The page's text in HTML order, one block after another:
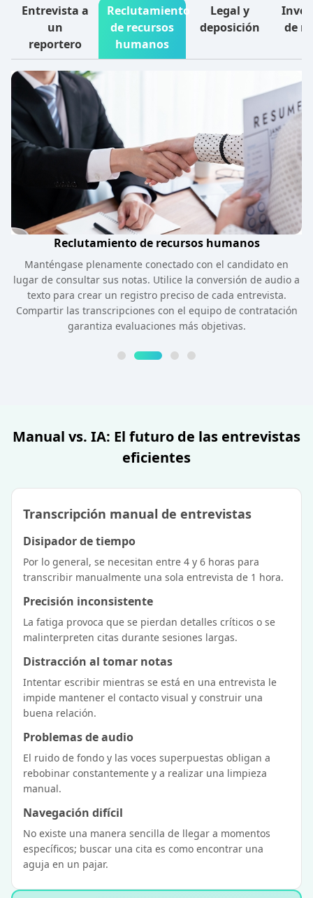
Entrevista a
un
reportero
Reclutamiento
de recursos
humanos
Legal y
deposición
de
Reclutamiento de recursos humanos
Manténgase plenamente conectado con el candidato en
lugar de consultar sus notas. Utilice la conversión de audio a
texto para crear un registro preciso de cada entrevista.
Compartir las transcripciones con el equipo de contratación
garantiza evaluaciones más objetivas.
Manual vs. IA: El futuro de las entrevistas
eficientes
Transcripción manual de entrevistas
Disipador de tiempo
Por lo general, se necesitan entre 4 y 6 horas para
transcribir manualmente una sola entrevista de 1 hora.
Precisión inconsistente
La fatiga provoca que se pierdan detalles críticos o se
malinterpreten citas durante sesiones largas.
Distracción al tomar notas
Intentar escribir mientras se está en una entrevista le
impide mantener el contacto visual y construir una
buena relación.
Problemas de audio
El ruido de fondo y las voces superpuestas obligan a
rebobinar constantemente y a realizar una limpieza
manual.
Navegación difícil
No existe una manera sencilla de llegar a momentos
específicos; buscar una cita es como encontrar una
aguja en un pajar.